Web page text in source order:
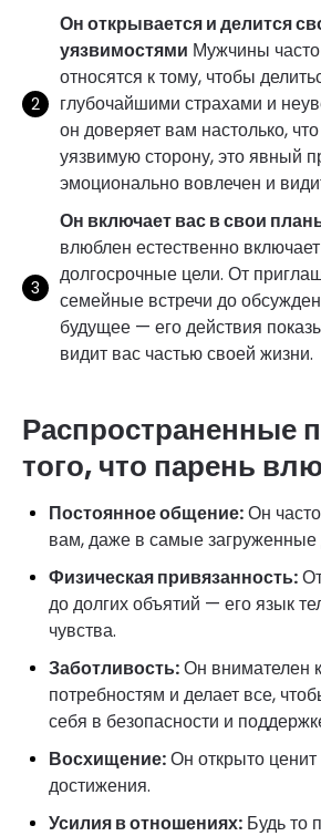
Он открывается и делится
уязвимостями Мужчины
относятся к тому, чтобы
глубочайшими страхами и
он доверяет вам настолько,
уязвимую сторону, это явный
эмоционально вовлечен и
Он включает вас в свои
влюблен естественно
долгосрочные цели. От
семейные встречи до
будущее — его действия
видит вас частью своей жизни.
Распространенные
того, что парень
Постоянное общение:Он
вам, даже в самые загруженные
Физическая привязанность:
до долгих объятий — его язык
чувства.
Заботливость:Он внимателен
потребностям и делает все,
себя в безопасности и
Восхищение:Он открыто
достижения.
Усилия в отношениях: Будь то